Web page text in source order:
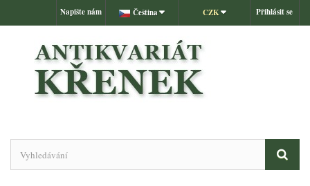
Přihlásit se
CZK
Čeština
Napište nám